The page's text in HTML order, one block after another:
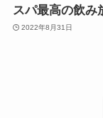
スパ最高の飲み
2022年8月31日